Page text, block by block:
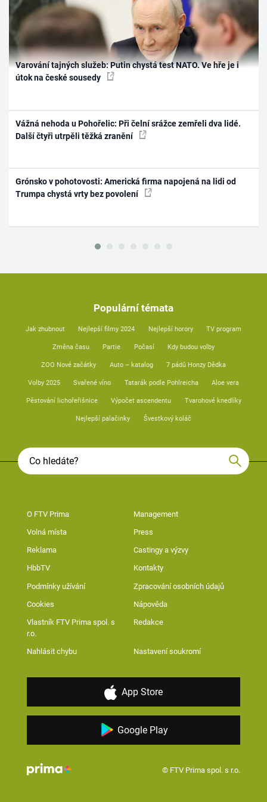
Varování tajných služeb: Putin chystá test NATO. Ve hře je i
útok na české sousedy
Vážná nehoda u Pohořelic: Při čelní srážce zemřeli dva lidé.
Další čtyři utrpěli těžká zranění
Grónsko v pohotovosti: Americká firma napojená na lidi od
Trumpa chystá vrty bez povolení
Populární témata
Jak zhubnout Nejlepší filmy 2024 Nejlepší horory TV program
Změna času Partie Počasí Kdy budou volby
ZOO Nové začátky Auto – katalog 7 pádů Honzy Dědka
Volby 2025 Svařené víno Tatarák podle Pohlreicha Aloe vera
Pěstování lichořeřišnice Výpočet ascendentu Tvarohové knedlíky
Nejlepší palačinky Švestkový koláč
O FTV Prima Management
Volná místa Press
Reklama Castingy a výzvy
HbbTV Kontakty
Podmínky užívání Zpracování osobních údajů
Cookies Nápověda
Vlastník FTV Prima spol. s
r.o.
Redakce
Nahlásit chybu Nastavení soukromí
App Store
Google Play
© FTV Prima spol. s r.o.